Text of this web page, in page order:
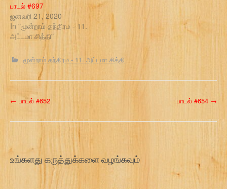
பாடல் #697
ஜனவரி 21, 2020
In "மூன்றாம் தந்திரம - 11.
அட்டமா சித்தி"
மூன்றாம் தந்திரம - 11. அட்டமா சித்தி
P
o
t
← பாடல் #652 பாடல் #654 →
உங்களது கருத்துக்களை வழங்கவும்